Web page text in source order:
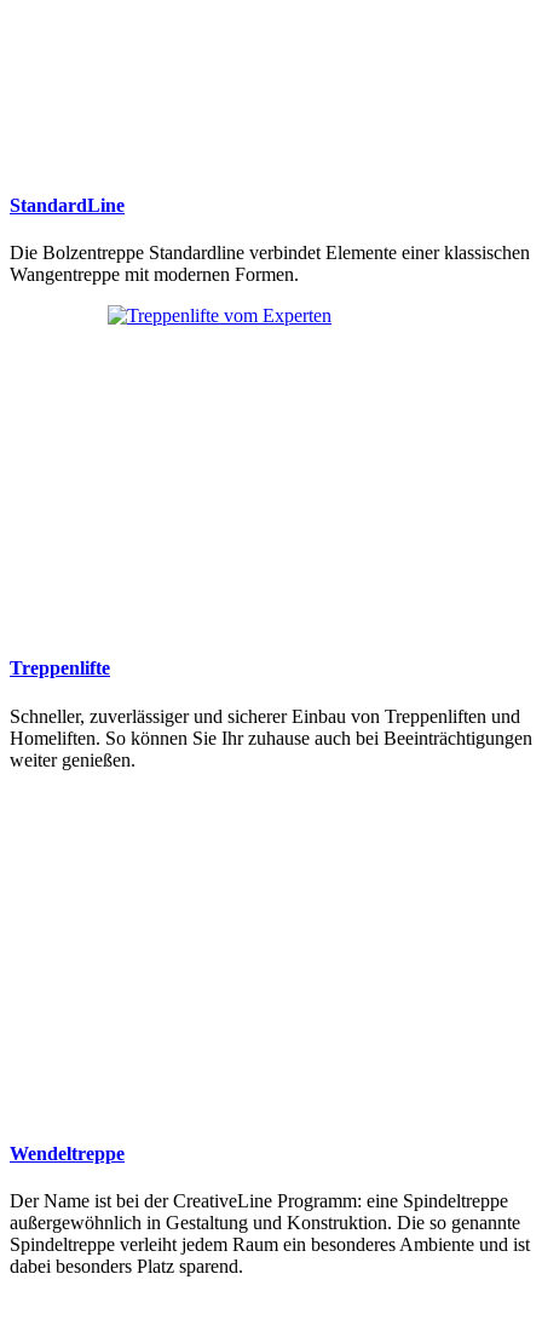
StandardLine
Die Bolzentreppe Standardline verbindet Elemente einer klassischen
Wangentreppe mit modernen Formen.
Treppenlifte
Schneller, zuverlässiger und sicherer Einbau von Treppenliften und
Homeliften. So können Sie Ihr zuhause auch bei Beeinträchtigungen
weiter genießen.
Wendeltreppe
Der Name ist bei der CreativeLine Programm: eine Spindeltreppe
außergewöhnlich in Gestaltung und Konstruktion. Die so genannte
Spindeltreppe verleiht jedem Raum ein besonderes Ambiente und ist
dabei besonders Platz sparend.